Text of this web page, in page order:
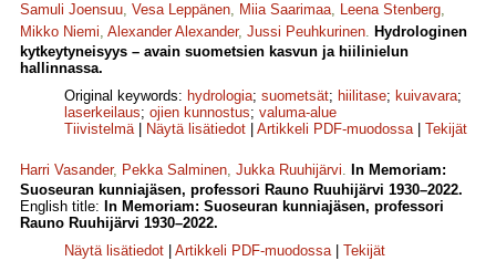
Samuli Joensuu, Vesa Leppänen, Miia Saarimaa, Leena Stenberg,
Mikko Niemi, Alexander Alexander, Jussi Peuhkurinen. Hydrologinen
kytkeytyneisyys – avain suometsien kasvun ja hiilinielun
hallinnassa.
Original keywords: hydrologia; suometsät; hiilitase; kuivavara;
laserkeilaus; ojien kunnostus; valuma-alue
Tiivistelmä| Näytä lisätiedot Artikkeli PDF-muodossa| Tekijät
Harri Vasander, Pekka Salminen, Jukka Ruuhijärvi. In Memoriam:
Suoseuran kunniajäsen, professori Rauno Ruuhijärvi 1930–2022.
English title: In Memoriam: Suoseuran kunniajäsen, professori
Rauno Ruuhijärvi 1930–2022.
Näytä lisätiedot
Artikkeli PDF-muodossa| Tekijät